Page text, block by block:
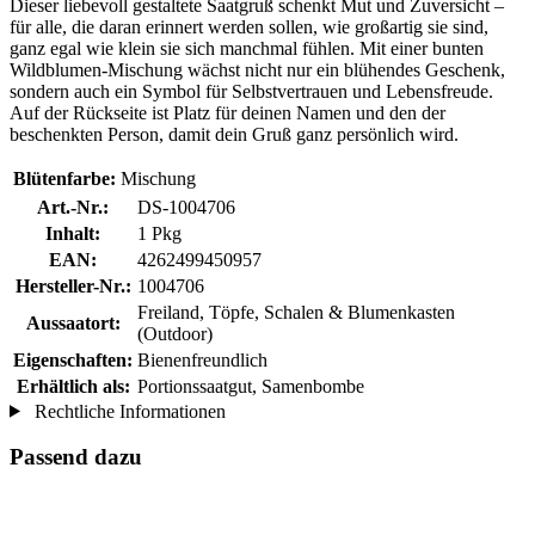
Dieser liebevoll gestaltete Saatgruß schenkt Mut und Zuversicht –
für alle, die daran erinnert werden sollen, wie großartig sie sind,
ganz egal wie klein sie sich manchmal fühlen. Mit einer bunten
Wildblumen-Mischung wächst nicht nur ein blühendes Geschenk,
sondern auch ein Symbol für Selbstvertrauen und Lebensfreude.
Auf der Rückseite ist Platz für deinen Namen und den der
beschenkten Person, damit dein Gruß ganz persönlich wird.
Blütenfarbe: Mischung
Art.-Nr.:
DS-1004706
Inhalt:
1 Pkg
EAN:
4262499450957
Hersteller-Nr.: 1004706
Aussaatort:
Freiland, Töpfe, Schalen & Blumenkasten
(Outdoor)
Eigenschaften: Bienenfreundlich
Erhältlich als: Portionssaatgut, Samenbombe
Rechtliche Informationen
Passend dazu